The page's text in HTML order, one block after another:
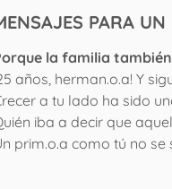
PARA
la familia
años, herman.o.a! Y
a tu lado ha sido
iba a decir que
prim.o.a como tú no se